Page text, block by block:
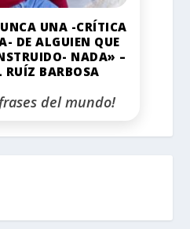
UNA -CRÍTICA
DE ALGUIEN QUE
NADA» –
RUÍZ BARBOSA
del mundo!